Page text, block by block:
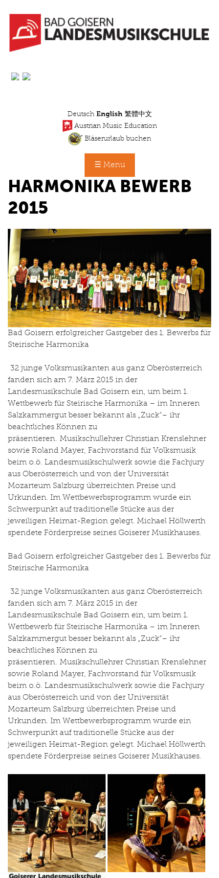
main
content
Deutsch English 繁體中文
Austrian Music Education
Bläserurlaub buchen
☰ Menu
HARMONIKA BEWERB
2015
Bad Goisern erfolgreicher Gastgeber des 1. Bewerbs für
Steirische Harmonika
32 junge Volksmusikanten aus ganz Oberösterreich
fanden sich am 7. März 2015 in der
Landesmusikschule Bad Goisern ein, um beim 1.
Wettbewerb für Steirische Harmonika – im Inneren
Salzkammergut besser bekannt als „Zuck“– ihr
beachtliches Können zu
präsentieren. Musikschullehrer Christian Krenslehner
sowie Roland Mayer, Fachvorstand für Volksmusik
beim o.ö. Landesmusikschulwerk sowie die Fachjury
aus Oberösterreich und von der Universität
Mozarteum Salzburg überreichten Preise und
Urkunden. Im Wettbewerbsprogramm wurde ein
Schwerpunkt auf traditionelle Stücke aus der
jeweiligen Heimat-Region gelegt. Michael Höllwerth
spendete Förderpreise seines Goiserer Musikhauses.
Bad Goisern erfolgreicher Gastgeber des 1. Bewerbs für
Steirische Harmonika
32 junge Volksmusikanten aus ganz Oberösterreich
fanden sich am 7. März 2015 in der
Landesmusikschule Bad Goisern ein, um beim 1.
Wettbewerb für Steirische Harmonika – im Inneren
Salzkammergut besser bekannt als „Zuck“– ihr
beachtliches Können zu
präsentieren. Musikschullehrer Christian Krenslehner
sowie Roland Mayer, Fachvorstand für Volksmusik
beim o.ö. Landesmusikschulwerk sowie die Fachjury
aus Oberösterreich und von der Universität
Mozarteum Salzburg überreichten Preise und
Urkunden. Im Wettbewerbsprogramm wurde ein
Schwerpunkt auf traditionelle Stücke aus der
jeweiligen Heimat-Region gelegt. Michael Höllwerth
spendete Förderpreise seines Goiserer Musikhauses.